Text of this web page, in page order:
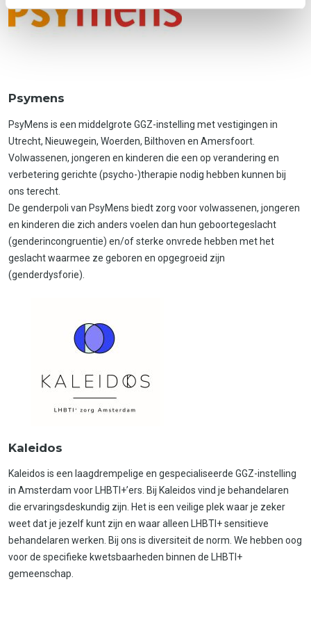
Psymens
PsyMens is een middelgrote GGZ-instelling met vestigingen in
Utrecht, Nieuwegein, Woerden, Bilthoven en Amersfoort.
Volwassenen, jongeren en kinderen die een op verandering en
verbetering gerichte (psycho-)therapie nodig hebben kunnen bij
ons terecht.
De genderpoli van PsyMens biedt zorg voor volwassenen, jongeren
en kinderen die zich anders voelen dan hun geboortegeslacht
(genderincongruentie) en/of sterke onvrede hebben met het
geslacht waarmee ze geboren en opgegroeid zijn
(genderdysforie).
Kaleidos
Kaleidos is een laagdrempelige en gespecialiseerde GGZ-instelling
in Amsterdam voor LHBTI+’ers. Bij Kaleidos vind je behandelaren
die ervaringsdeskundig zijn. Het is een veilige plek waar je zeker
weet dat je jezelf kunt zijn en waar alleen LHBTI+ sensitieve
behandelaren werken. Bij ons is diversiteit de norm. We hebben oog
voor de specifieke kwetsbaarheden binnen de LHBTI+
gemeenschap.